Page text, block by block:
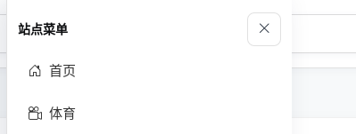
站点菜单
首页
体育